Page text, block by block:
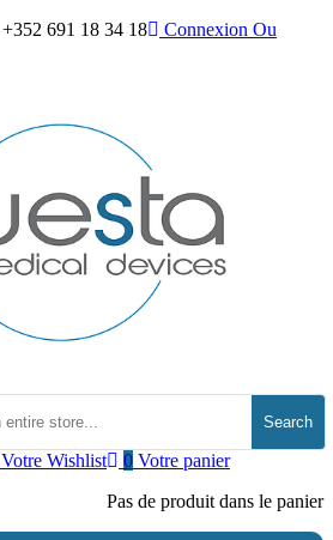
+352 691 18 34 18 Connexion Ou
Search
0 Votre panier
Pas de produit dans le panier
Votre Wishlist